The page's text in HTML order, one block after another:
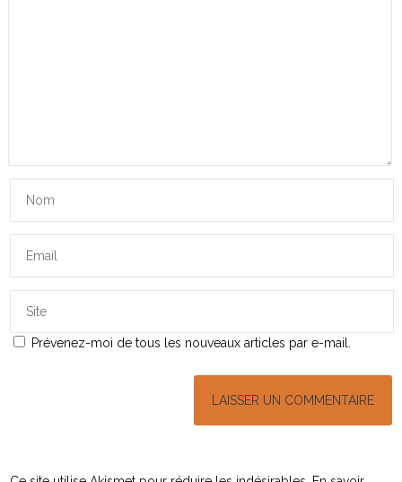
Prévenez-moi de tous les nouveaux articles par e-mail.